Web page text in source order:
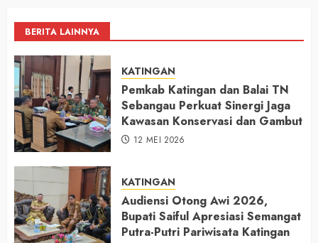
BERITA LAINNYA
KATINGAN
Pemkab Katingan dan Balai TN
Sebangau Perkuat Sinergi Jaga
Kawasan Konservasi dan Gambut
12 MEI 2026
KATINGAN
Audiensi Otong Awi 2026,
Bupati Saiful Apresiasi Semangat
Putra-Putri Pariwisata Katingan